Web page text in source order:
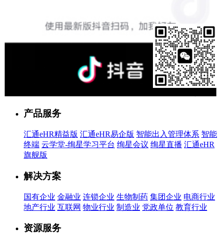
产品服务
汇通eHR精益版 汇通eHR易企版 智能出入管理体系 智能
终端 云学堂-绚星学习平台 绚星会议 绚星直播 汇通eHR
旗舰版
解决方案
国有企业 金融业 连锁企业 生物制药 集团企业 电商行业
地产行业 互联网 物业行业 制造业 党政单位 教育行业
资源服务